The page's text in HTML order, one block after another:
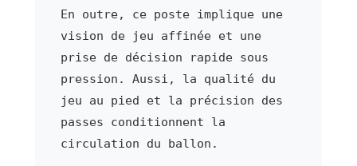
En outre, ce poste implique une
vision de jeu affinée et une
prise de décision rapide sous
pression. Aussi, la qualité du
jeu au pied et la précision des
passes conditionnent la
circulation du ballon.